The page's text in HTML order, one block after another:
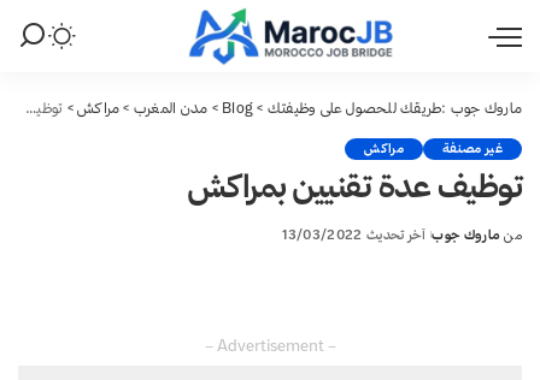
ماروك جوب :طريقك للحصول على وظيفتك >
Blog
> مدن المغرب > مراكش> توظيف عدة تقنيين بمراكش
غير مصنفة مراكش
توظيف عدة تقنيين بمراكش
Posted
من ماروك جوب آخر تحديث 13/03/2022
– Advertisement –